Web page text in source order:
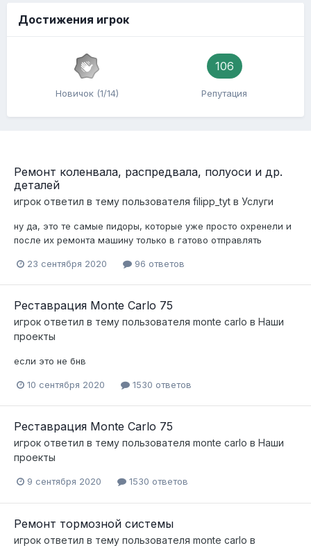
Достижения игрок
Новичок (1/14)
106
Репутация
Ремонт коленвала, распредвала, полуоси и др.
деталей
игрок ответил в тему пользователя filipp_tyt в Услуги
ну да, это те самые пидоры, которые уже просто охренели и
после их ремонта машину только в гатово отправлять
23 сентября 2020 96 ответов
Реставрация Monte Carlo 75
игрок ответил в тему пользователя monte carlo в Наши
проекты
если это не бнв
10 сентября 2020 1530 ответов
Реставрация Monte Carlo 75
игрок ответил в тему пользователя monte carlo в Наши
проекты
9 сентября 2020 1530 ответов
Ремонт тормозной системы
игрок ответил в тему пользователя monte carlo в